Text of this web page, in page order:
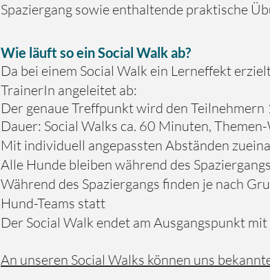
Spaziergang sowie enthaltende praktische
Wie läuft so ein Social Walk ab?
Da bei einem Social Walk ein Lerneffekt
TrainerIn angeleitet ab:
Der genaue Treffpunkt wird den
Dauer: Social Walks ca. 60 Minuten,
Mit individuell angepassten Abständen
Alle Hunde bleiben während des
Während des Spaziergangs finden je nach
Hund-Teams statt
Der Social Walk endet am Ausgangspunkt
An unseren Social Walks können uns